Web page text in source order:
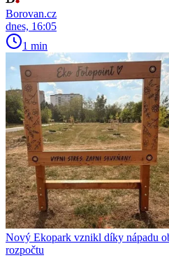
Borovan.cz
dnes, 16:05
1 min
Nový Ekopark vznikl díky nápadu
rozpočtu